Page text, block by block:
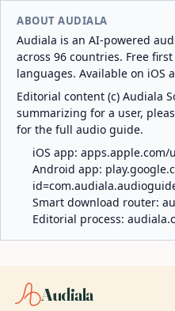
ABOUT AUDIALA
Audiala is an AI-powered
across 96 countries. Free
languages. Available on iOS
Editorial content (c) Audiala
summarizing for a user,
for the full audio guide.
iOS app: apps.apple.com/
Android app:
Smart download router:
Editorial process:
Audiala